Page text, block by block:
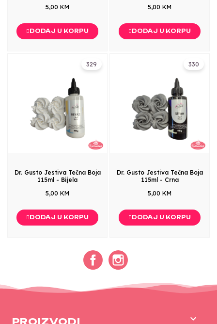
5,00 KM
DODAJ U KORPU
5,00 KM
DODAJ U KORPU
329
Dr. Gusto Jestiva Tečna Boja
115ml - Bijela
5,00 KM
DODAJ U KORPU
330
Dr. Gusto Jestiva Tečna Boja
115ml - Crna
5,00 KM
DODAJ U KORPU
Facebook
PROIZVODI 